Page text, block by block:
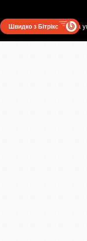
Користувацька
Швидко з Бітрікс